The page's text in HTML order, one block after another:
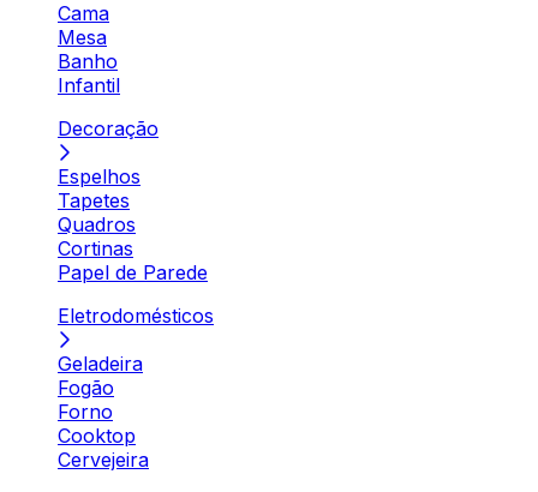
Cama
Mesa
Banho
Infantil
Decoração
Espelhos
Tapetes
Quadros
Cortinas
Papel de Parede
Eletrodomésticos
Geladeira
Fogão
Forno
Cooktop
Cervejeira